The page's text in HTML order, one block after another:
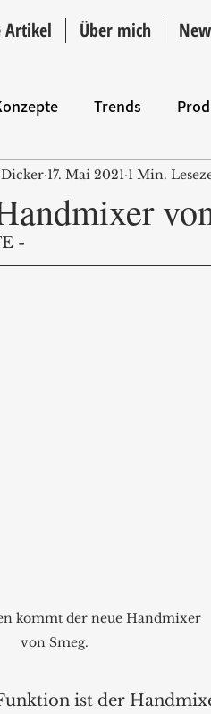
Artikel Über mich
Trends
Intro
17. Mai 2021 1 Min.
-
kommt der neue Handmixer
von Smeg.
ist der